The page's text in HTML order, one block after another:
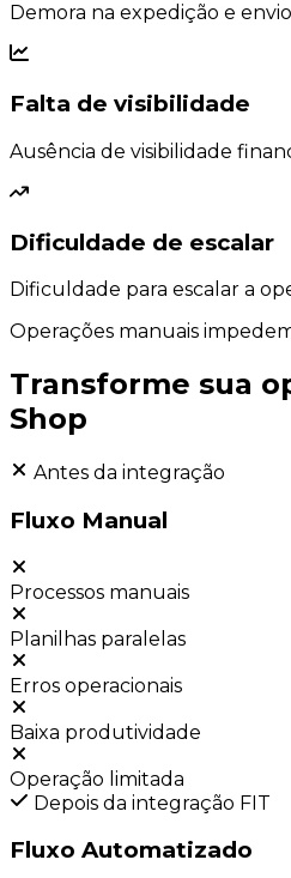
Demora na expedição e
Falta de visibilidade
Ausência de visibilidade
Dificuldade de escalar
Dificuldade para escalar a
Operações manuais
Transforme sua
Shop
Antes da integração
Fluxo Manual
Processos manuais
Planilhas paralelas
Erros operacionais
Baixa produtividade
Operação limitada
Depois da integração FIT
Fluxo Automatizado